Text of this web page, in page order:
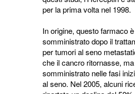
per la prima volta nel 1998.
In origine, questo farmaco
somministrato dopo il
per tumori al seno
che il cancro ritornasse,
somministrato nelle fasi
al seno. Nel 2005, alcuni